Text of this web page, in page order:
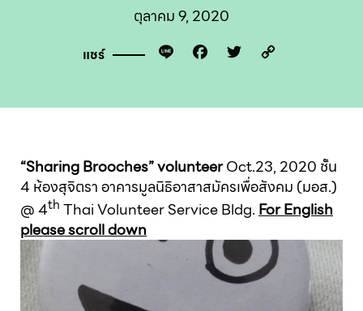
ตุลาคม 9, 2020
แชร์ Line Facebook
Twitter
“Sharing Brooches” volunteerOct.23, 2020 ชั้น
4 ห้องสุจิตรา อาคารมูลนิธิอาสาสมัครเพื่อสังคม (มอส.)
@ 4th Thai Volunteer Service Bldg.For English
please scroll down